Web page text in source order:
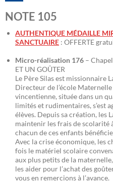
NOTE 105
AUTHENTIQUE MÉDAILLE
SANCTUAIRE : OFFERTE
Micro-réalisation 176 –
ET UN GOÛTER
Le Père Silas est missionnaire
Directeur de l’école
vincentienne, située dans un
limités et rudimentaires, s’est
élèves. Depuis sa création, les
maintenir les frais de scolarité
chacun de ces enfants
Avec la crise économique, les
fois le matériel scolaire
aux plus petits de la
les aider pour l’achat des
vous en remercions à l’avance.